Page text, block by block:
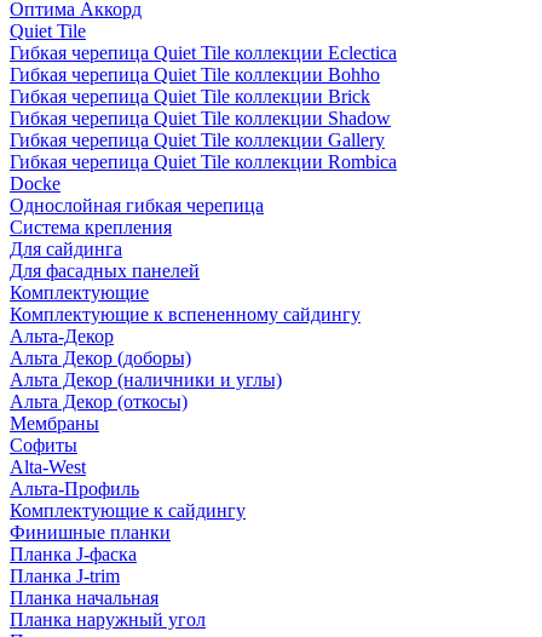
Оптима Аккорд
Quiet Tile
Гибкая черепица Quiet Tile коллекции Eclectica
Гибкая черепица Quiet Tile коллекции Bohho
Гибкая черепица Quiet Tile коллекции Brick
Гибкая черепица Quiet Tile коллекции Shadow
Гибкая черепица Quiet Tile коллекции Gallery
Гибкая черепица Quiet Tile коллекции Rombica
Docke
Однослойная гибкая черепица
Система крепления
Для сайдинга
Для фасадных панелей
Комплектующие
Комплектующие к вспененному сайдингу
Альта-Декор
Альта Декор (доборы)
Альта Декор (наличники и углы)
Альта Декор (откосы)
Мембраны
Софиты
Alta-West
Альта-Профиль
Комплектующие к сайдингу
Финишные планки
Планка J-фаска
Планка J-trim
Планка начальная
Планка наружный угол